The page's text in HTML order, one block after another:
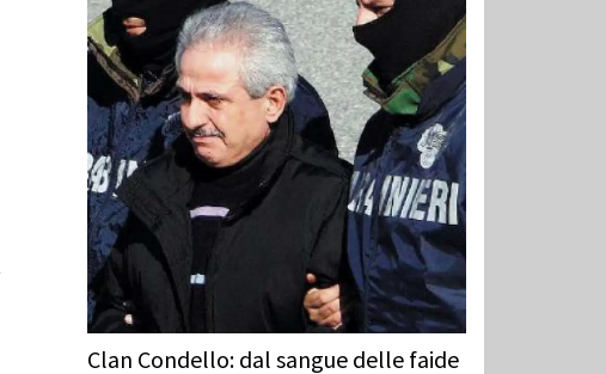
Clan Condello: dal sangue delle faide